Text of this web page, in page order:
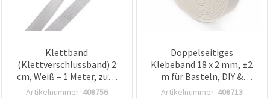
Klettband
(Klettverschlussband) 2
cm, Weiß – 1 Meter, zum
Nähen und Basteln
Artikelnummer: 408756
Doppelseitiges
Klebeband 18 x 2 mm, ±2
m für Basteln, DIY &
Scrapbooking
Artikelnummer: 408713